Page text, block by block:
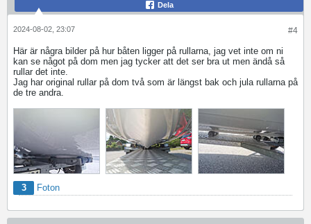
Dela
#4
2024-08-02, 23:07
Här är några bilder på hur båten ligger på rullarna, jag vet inte om ni
kan se något på dom men jag tycker att det ser bra ut men ändå så
rullar det inte.
Jag har original rullar på dom två som är längst bak och jula rullarna på
de tre andra.
3 Foton